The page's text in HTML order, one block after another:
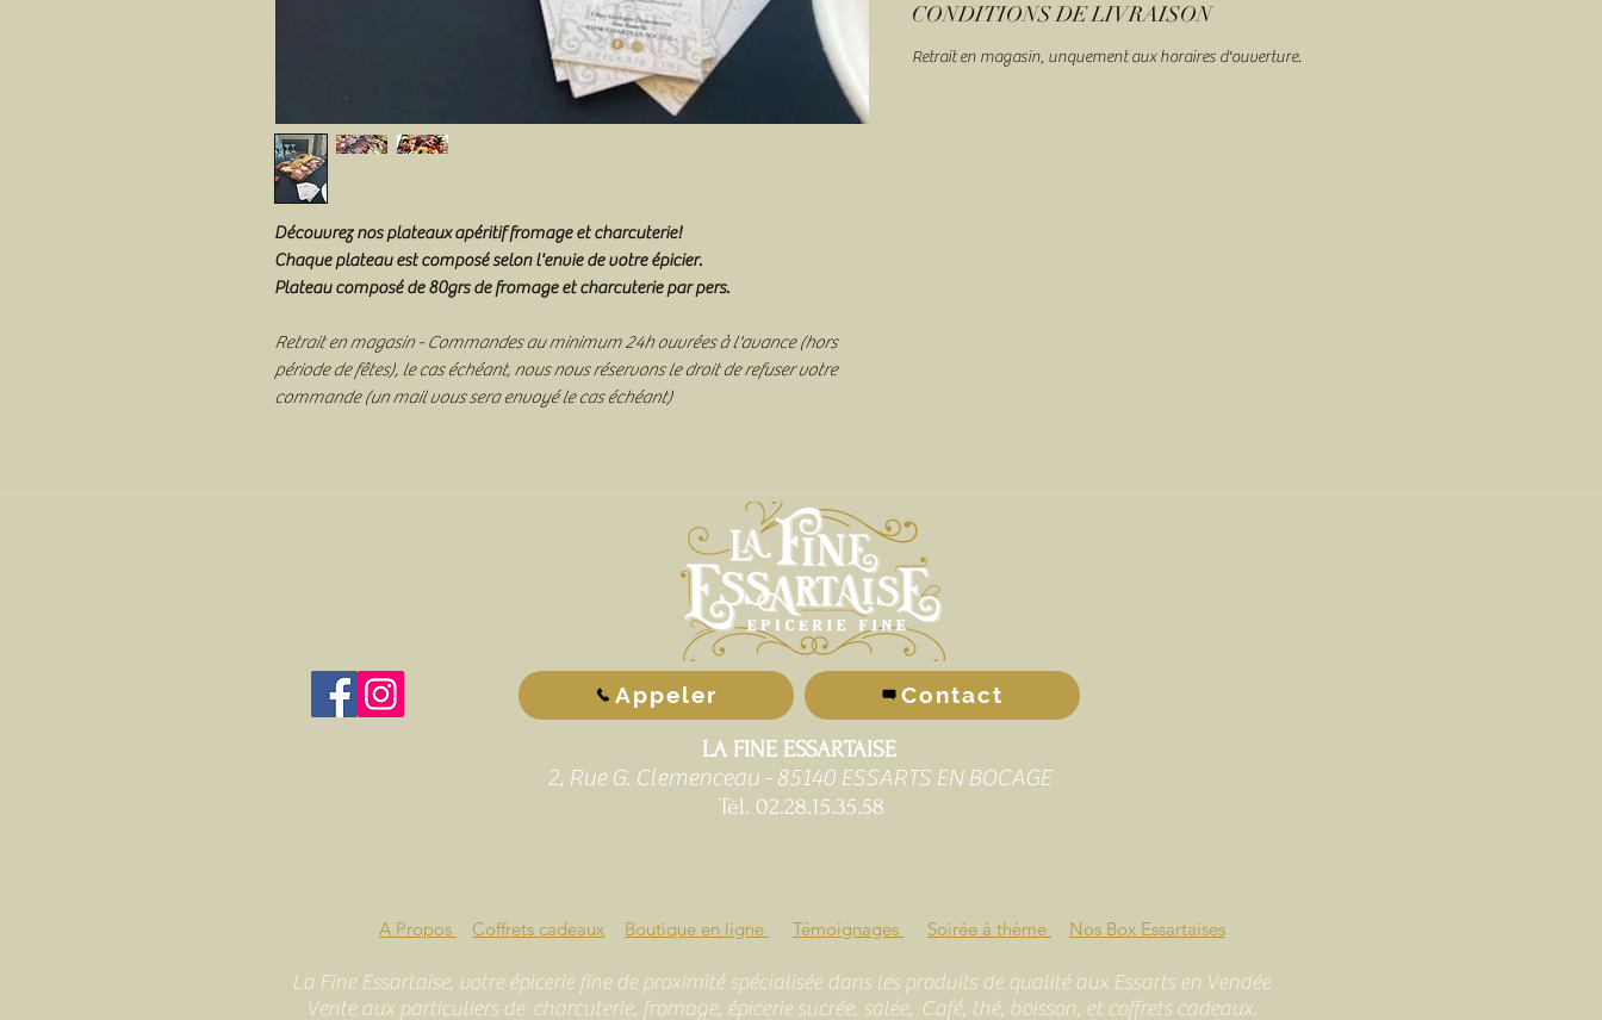
Découvrez nos plateaux apéritif fromage et charcuterie!
Chaque plateau est composé selon l'envie de votre épicier.
Plateau composé de 80grs de fromage et charcuterie par pers.
Retrait en magasin - Commandes au minimum 24h ouvrées à l'avance (hors
période de fêtes), le cas échéant, nous nous réservons le droit de refuser votre
commande (un mail vous sera envoyé le cas échéant)
CONDITIONS DE LIVRAISON
Retrait en magasin, unquement aux horaires d'ouverture.
Appeler Contact
LA FINE ESSARTAISE
2, Rue G. Clemenceau - 85140 ESSARTS EN BOCAGE
Tél. 02.28.15.35.58
A Propos Coffrets cadeaux Témoignages Soirée à thème Nos Box Essartaises
Boutique en ligne
La Fine Essartaise, votre épicerie fine de proximité spécialisée dans les produits de qualité aux Essarts en Vendée
Vente aux particuliers de charcuterie, fromage, épicerie sucrée, salée, Café, thé, boisson, et coffrets cadeaux.